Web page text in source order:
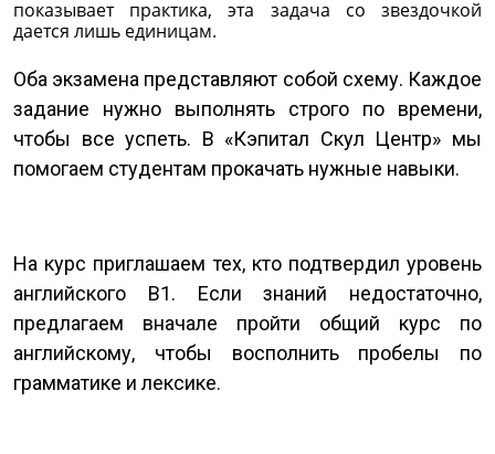
показывает практика, эта задача со звездочкой
дается лишь единицам.
Оба экзамена представляют собой схему. Каждое
задание нужно выполнять строго по времени,
чтобы все успеть. В «Кэпитал Скул Центр» мы
помогаем студентам прокачать нужные навыки.
На курс приглашаем тех, кто подтвердил уровень
английского B1. Если знаний недостаточно,
предлагаем вначале пройти общий курс по
английскому, чтобы восполнить пробелы по
грамматике и лексике.